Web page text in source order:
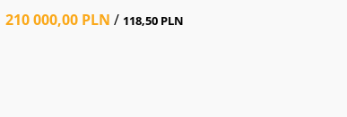
210 000,00 PLN / 118,50 PLN